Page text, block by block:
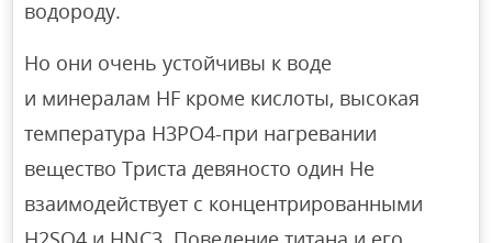
водороду.
Но они очень устойчивы к воде
и минералам HF кроме кислоты, высокая
температура Н3РО4-при нагревании
вещество Триста девяносто один Не
взаимодействует с концентрированными